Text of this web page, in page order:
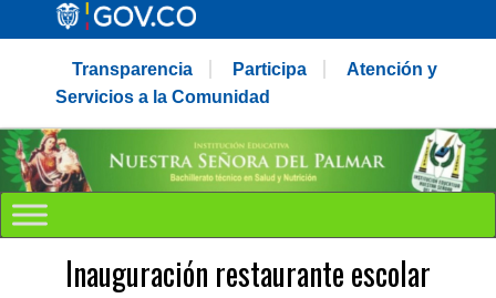
Transparencia Participa
Atención y
Servicios a la Comunidad
Inauguración restaurante escolar